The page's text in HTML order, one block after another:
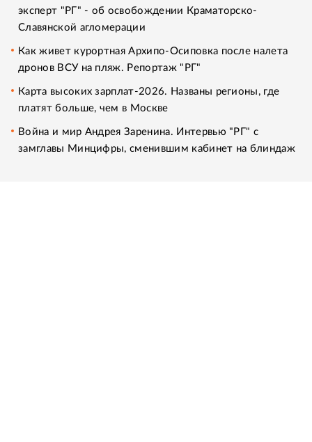
эксперт "РГ" - об освобождении Краматорско-
Славянской агломерации
Как живет курортная Архипо-Осиповка после налета
дронов ВСУ на пляж. Репортаж "РГ"
Карта высоких зарплат-2026. Названы регионы, где
платят больше, чем в Москве
Война и мир Андрея Заренина. Интервью "РГ" с
замглавы Минцифры, сменившим кабинет на блиндаж